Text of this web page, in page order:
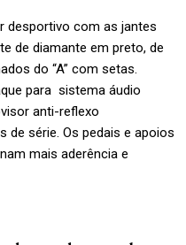
desportivo com as jantes
de diamante em preto, de
do “A” com setas.
para sistema áudio
anti-reflexo
de série. Os pedais e apoios
mais aderência e